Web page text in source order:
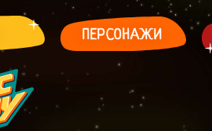
ПЕРСОНАЖИ